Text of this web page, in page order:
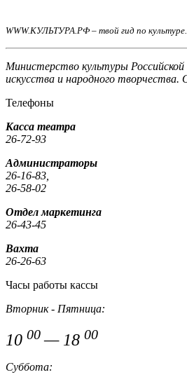
WWW.КУЛЬТУРА.РФ – твой гид по
Министерство культуры
искусства и народного
Телефоны
Касса театра
26-72-93
Администраторы
26-16-83,
26-58-02
Отдел маркетинга
26-43-45
Вахта
26-26-63
Часы работы кассы
Вторник - Пятница:
10 00 — 18 00
Суббота: